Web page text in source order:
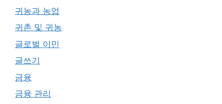
귀농과 농업
귀촌 및 귀농
글로벌 이민
글쓰기
금융
금융 관리